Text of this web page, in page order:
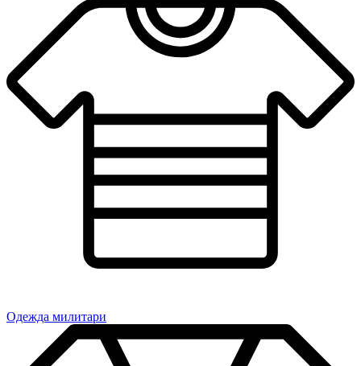
Одежда милитари